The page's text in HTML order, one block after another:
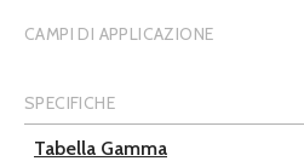
CAMPI DI APPLICAZIONE
SPECIFICHE
Tabella Gamma